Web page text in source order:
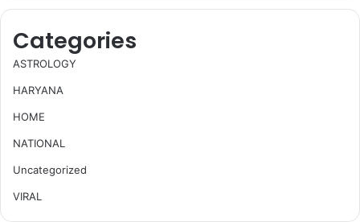
Categories
ASTROLOGY
HARYANA
HOME
NATIONAL
Uncategorized
VIRAL